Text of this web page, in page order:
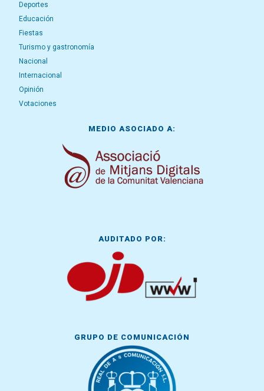
Deportes
Educación
Fiestas
Turismo y gastronomía
Nacional
Internacional
Opinión
Votaciones
MEDIO ASOCIADO A:
AUDITADO POR:
GRUPO DE COMUNICACIÓN